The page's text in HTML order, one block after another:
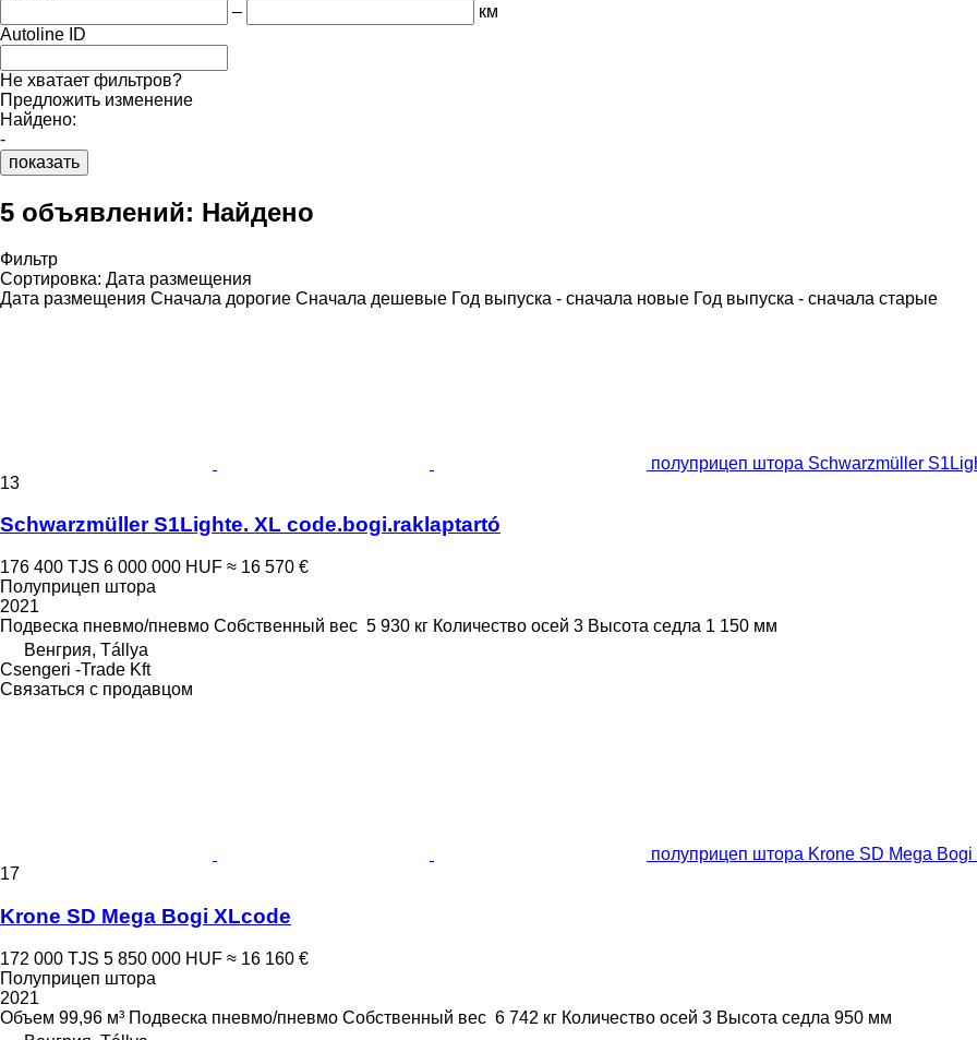
–
км
Autoline ID
Не хватает фильтров?
Предложить изменение
Найдено:
-
показать
5 объявлений: Найдено
Фильтр
Сортировка: Дата размещения
Дата размещения Сначала дорогие Сначала дешевые Год выпуска - сначала новые Год выпуска - сначала старые
полуприцеп штора Schwarzmüller
13
Schwarzmüller S1Lighte. XL code.bogi.raklaptartó
176 400 TJS 6 000 000 HUF ≈ 16 570 €
Полуприцеп штора
2021
Подвеска пневмо/пневмо Собственный вес 5 930 кг Количество осей 3 Высота седла 1 150 мм
Венгрия, Tállya
Csengeri -Trade Kft
Связаться с продавцом
полуприцеп штора Krone SD Mega Bogi
17
Krone SD Mega Bogi XLcode
172 000 TJS 5 850 000 HUF ≈ 16 160 €
Полуприцеп штора
2021
Объем 99,96 м³ Подвеска пневмо/пневмо Собственный вес 6 742 кг Количество осей 3 Высота седла 950 мм